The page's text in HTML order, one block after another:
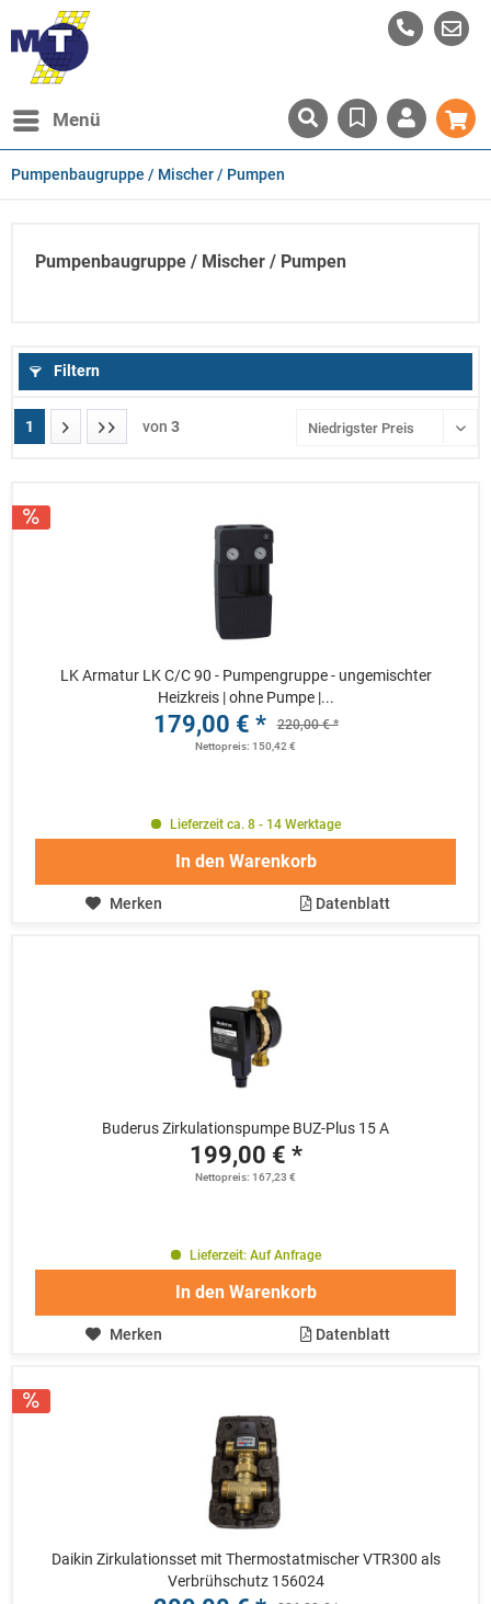
Menü
Pumpenbaugruppe / Mischer / Pumpen
Pumpenbaugruppe / Mischer / Pumpen
Filtern
1 von 3
LK Armatur LK C/C 90 - Pumpengruppe - ungemischter
Heizkreis | ohne Pumpe |...
179,00 € * 220,00 € *
Nettopreis: 150,42 €
Lieferzeit ca. 8 - 14 Werktage
In den Warenkorb
Merken Datenblatt
Buderus Zirkulationspumpe BUZ-Plus 15 A
199,00 € *
Nettopreis: 167,23 €
Lieferzeit: Auf Anfrage
In den Warenkorb
Merken Datenblatt
Daikin Zirkulationsset mit Thermostatmischer VTR300 als
Verbrühschutz 156024